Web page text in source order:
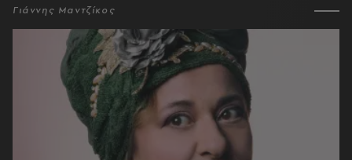
Γιάννης Μαντζίκος